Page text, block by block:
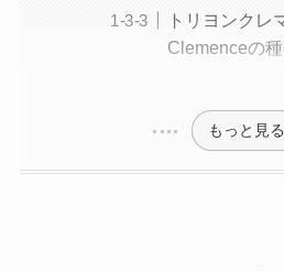
トリヨンクレ
Clemenceの
もっと見る